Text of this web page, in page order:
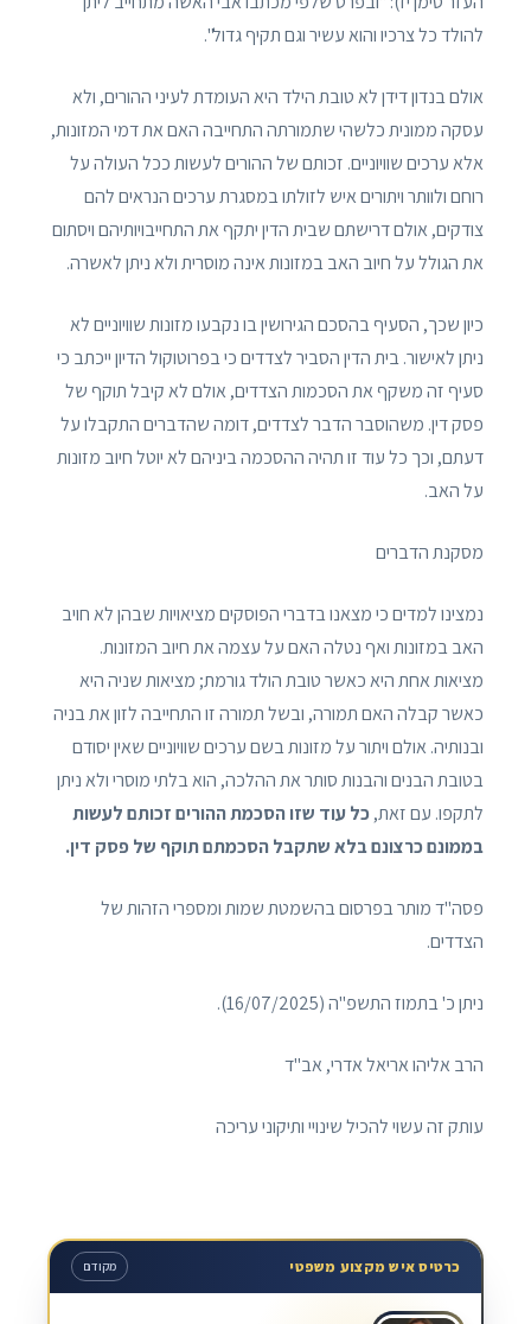
להולד כל צרכיו והוא עשיר וגם תקיף גדול".
אולם בנדון דידן לא טובת הילד היא העומדת לעיני ההורים, ולא
עסקה ממונית כלשהי שתמורתה התחייבה האם את דמי המזונות,
אלא ערכים שוויוניים. זכותם של ההורים לעשות ככל העולה על
רוחם ולוותר ויתורים איש לזולתו במסגרת ערכים הנראים להם
צודקים, אולם דרישתם שבית הדין יתקף את התחייבויותיהם ויסתום
את הגולל על חיוב האב במזונות אינה מוסרית ולא ניתן לאשרה.
כיון שכך, הסעיף בהסכם הגירושין בו נקבעו מזונות שוויוניים לא
ניתן לאישור. בית הדין הסביר לצדדים כי בפרוטוקול הדיון ייכתב כי
סעיף זה משקף את הסכמות הצדדים, אולם לא קיבל תוקף של
פסק דין. משהוסבר הדבר לצדדים, דומה שהדברים התקבלו על
דעתם, וכך כל עוד זו תהיה ההסכמה ביניהם לא יוטל חיוב מזונות
על האב.
מסקנת הדברים
נמצינו למדים כי מצאנו בדברי הפוסקים מציאויות שבהן לא חויב
האב במזונות ואף נטלה האם על עצמה את חיוב המזונות.
מציאות אחת היא כאשר טובת הולד גורמת; מציאות שניה היא
כאשר קבלה האם תמורה, ובשל תמורה זו התחייבה לזון את בניה
ובנותיה. אולם ויתור על מזונות בשם ערכים שוויוניים שאין יסודם
בטובת הבנים והבנות סותר את ההלכה, הוא בלתי מוסרי ולא ניתן
לתקפו. עם זאת,כל עוד שזו הסכמת ההורים זכותם לעשות
בממונם כרצונם בלא שתקבל הסכמתם תוקף של פסק דין.
פסה"ד מותר בפרסום בהשמטת שמות ומספרי הזהות של
הצדדים.
ניתן כ' בתמוז התשפ"ה (16/07/2025).
הרב אליהו אריאל אדרי, אב"ד
עותק זה עשוי להכיל שינויי ותיקוני עריכה
כרטיס איש מקצוע משפטי מקודם